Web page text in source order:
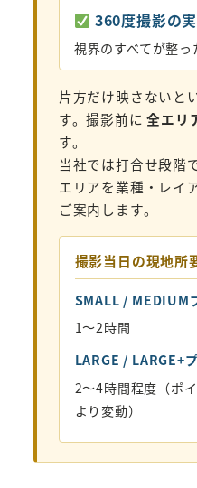
360度撮影の
視界のすべてが整
片方だけ映さないと
す。撮影前に全エリ
す。
当社では打合せ段階
エリアを業種・レイ
ご案内します。
撮影当日の現地所
SMALL / MEDIUM
1〜2時間
LARGE / LARGE+
2〜4時間程度（ポ
より変動）